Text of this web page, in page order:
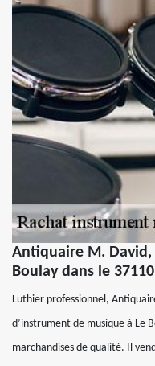
Antiquaire M.
Boulay dans le 37110
Luthier professionnel,
d’instrument de musique à Le
marchandises de qualité. Il